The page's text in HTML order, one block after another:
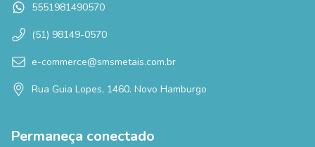
5551981490570
(51) 98149-0570
e-commerce@smsmetais.com.br
Rua Guia Lopes, 1460. Novo Hamburgo
Permaneça conectado